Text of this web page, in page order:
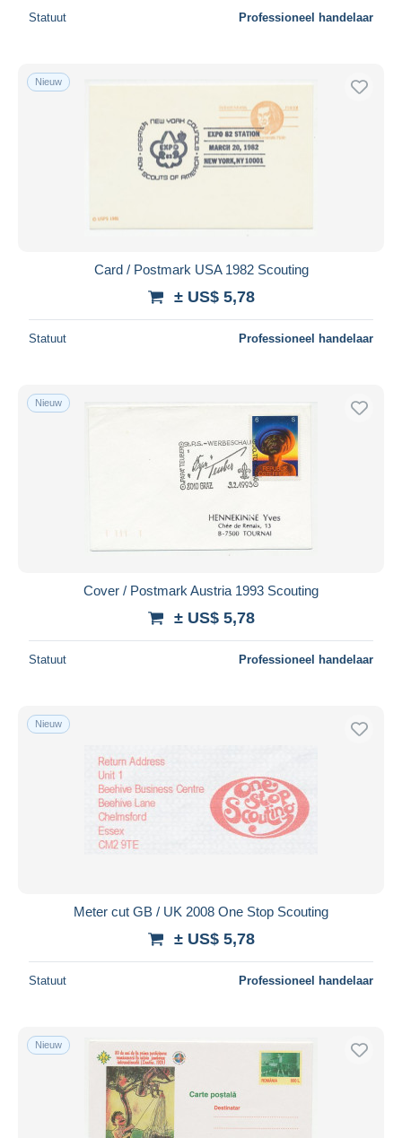
Statuut Professioneel handelaar
Nieuw
Card / Postmark USA 1982 Scouting
± US$ 5,78
Statuut Professioneel handelaar
Nieuw
Cover / Postmark Austria 1993 Scouting
± US$ 5,78
Statuut Professioneel handelaar
Nieuw
Meter cut GB / UK 2008 One Stop Scouting
± US$ 5,78
Statuut Professioneel handelaar
Nieuw